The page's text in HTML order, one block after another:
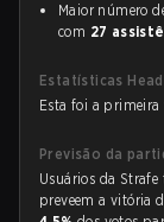
Maior número
com 27
Estatísticas
Esta foi a
Previsão da
Usuários da
preveem a vitória